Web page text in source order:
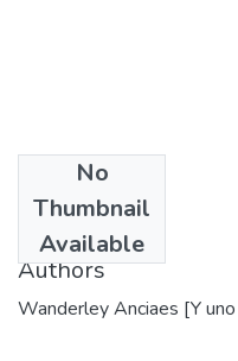
No
Thumbnail
Available
1985
Authors
Wanderley Anciaes [Y